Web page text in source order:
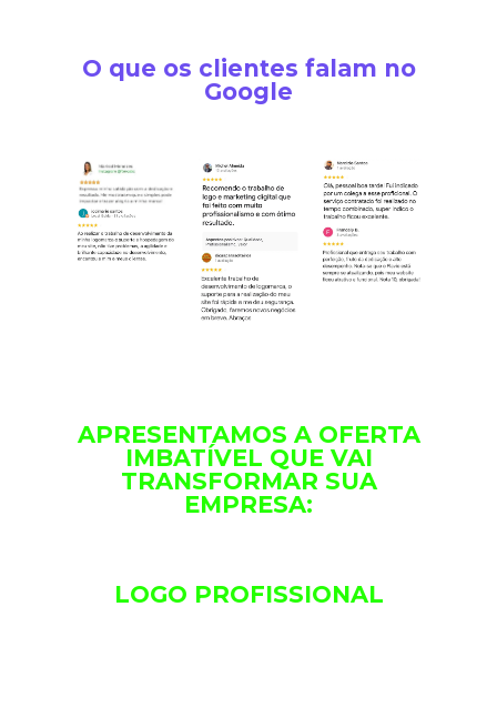
O que os clientes falam no
Google
APRESENTAMOS A OFERTA
IMBATÍVEL QUE VAI
TRANSFORMAR SUA
EMPRESA:
LOGO PROFISSIONAL